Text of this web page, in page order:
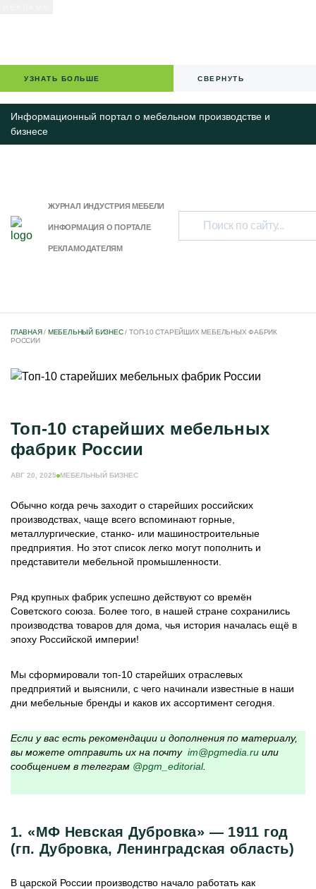
УЗНАТЬ БОЛЬШЕ СВЕРНУТЬ
Информационный портал о мебельном производстве и
бизнесе
ЖУРНАЛ ИНДУСТРИЯ МЕБЕЛИ
ИНФОРМАЦИЯ О ПОРТАЛЕ
РЕКЛАМОДАТЕЛЯМ
ГЛАВНАЯ/ МЕБЕЛЬНЫЙ БИЗНЕС/ ТОП-10 СТАРЕЙШИХ МЕБЕЛЬНЫХ ФАБРИК
РОССИИ
Топ-10 старейших мебельных
фабрик России
АВГ 20, 2025 МЕБЕЛЬНЫЙ БИЗНЕС
Обычно когда речь заходит о старейших российских
производствах, чаще всего вспоминают горные,
металлургические, станко- или машиностроительные
предприятия. Но этот список легко могут пополнить и
представители мебельной промышленности.
Ряд крупных фабрик успешно действуют со времён
Советского союза. Более того, в нашей стране сохранились
производства товаров для дома, чья история началась ещё в
эпоху Российской империи!
Мы сформировали топ-10 старейших отраслевых
предприятий и выяснили, с чего начинали известные в наши
дни мебельные бренды и каков их ассортимент сегодня.
Если у вас есть рекомендации и дополнения по материалу,
вы можете отправить их на почту im@pgmedia.ru или
сообщением в телеграм @pgm_editorial.
1. «МФ Невская Дубровка» — 1911 год
(гп. Дубровка, Ленинградская область)
В царской России производство начало работать как